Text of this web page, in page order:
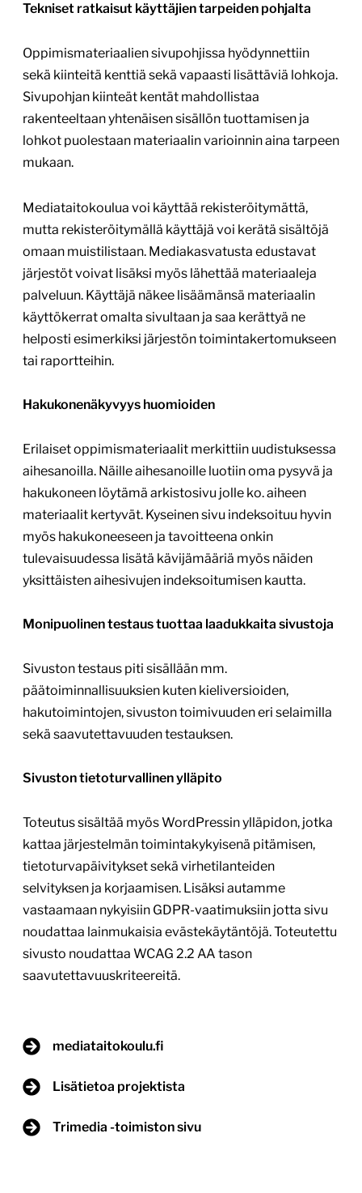
Tekniset ratkaisut käyttäjien tarpeiden pohjalta
Oppimismateriaalien sivupohjissa hyödynnettiin
sekä kiinteitä kenttiä sekä vapaasti lisättäviä lohkoja.
Sivupohjan kiinteät kentät mahdollistaa
rakenteeltaan yhtenäisen sisällön tuottamisen ja
lohkot puolestaan materiaalin varioinnin aina tarpeen
mukaan.
Mediataitokoulua voi käyttää rekisteröitymättä,
mutta rekisteröitymällä käyttäjä voi kerätä sisältöjä
omaan muistilistaan. Mediakasvatusta edustavat
järjestöt voivat lisäksi myös lähettää materiaaleja
palveluun. Käyttäjä näkee lisäämänsä materiaalin
käyttökerrat omalta sivultaan ja saa kerättyä ne
helposti esimerkiksi järjestön toimintakertomukseen
tai raportteihin.
Hakukonenäkyvyys huomioiden
Erilaiset oppimismateriaalit merkittiin uudistuksessa
aihesanoilla. Näille aihesanoille luotiin oma pysyvä ja
hakukoneen löytämä arkistosivu jolle ko. aiheen
materiaalit kertyvät. Kyseinen sivu indeksoituu hyvin
myös hakukoneeseen ja tavoitteena onkin
tulevaisuudessa lisätä kävijämääriä myös näiden
yksittäisten aihesivujen indeksoitumisen kautta.
Monipuolinen testaus tuottaa laadukkaita sivustoja
Sivuston testaus piti sisällään mm.
päätoiminnallisuuksien kuten kieliversioiden,
hakutoimintojen, sivuston toimivuuden eri selaimilla
sekä saavutettavuuden testauksen.
Sivuston tietoturvallinen ylläpito
Toteutus sisältää myös WordPressin ylläpidon, jotka
kattaa järjestelmän toimintakykyisenä pitämisen,
tietoturvapäivitykset sekä virhetilanteiden
selvityksen ja korjaamisen. Lisäksi autamme
vastaamaan nykyisiin GDPR-vaatimuksiin jotta sivu
noudattaa lainmukaisia evästekäytäntöjä. Toteutettu
sivusto noudattaa WCAG 2.2 AA tason
saavutettavuuskriteereitä.
mediataitokoulu.fi
Lisätietoa projektista
Trimedia -toimiston sivu